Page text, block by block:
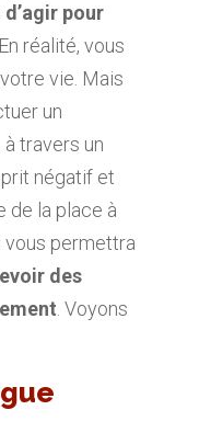
d’agir pour
réalité, vous
vie. Mais
un
travers un
négatif et
de la place à
vous permettra
des
. Voyons